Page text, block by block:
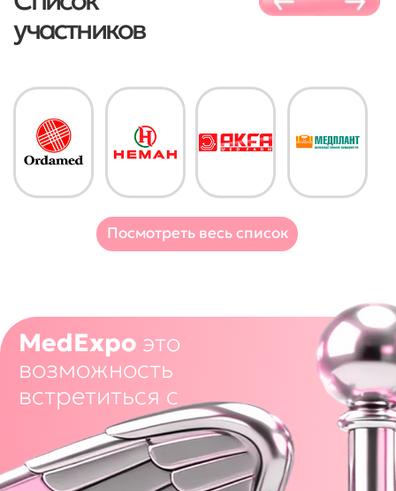
Посмотреть весь список
Команда
Контакты
+996 (775) 000-